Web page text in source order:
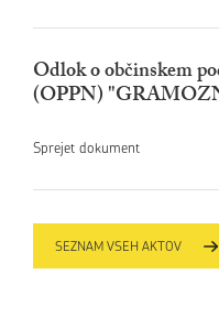
Odlok o občinskem
(OPPN)
Sprejet dokument
SEZNAM VSEH AKTOV